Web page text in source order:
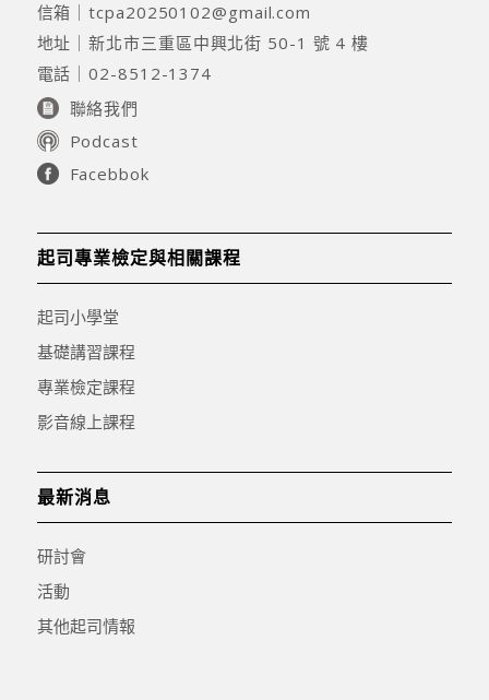
信箱｜tcpa20250102@gmail.com
地址｜新北市三重區中興北街 50-1 號 4 樓
電話｜02-8512-1374
聯絡我們
Podcast
Facebbok
起司專業檢定與相關課程
起司小學堂
基礎講習課程
專業檢定課程
影音線上課程
最新消息
研討會
活動
其他起司情報